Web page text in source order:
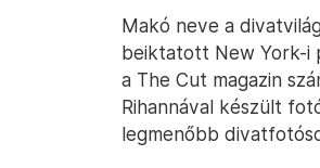
Makó neve a
beiktatott New York-i
a The Cut magazin
Rihannával készült
legmenőbb